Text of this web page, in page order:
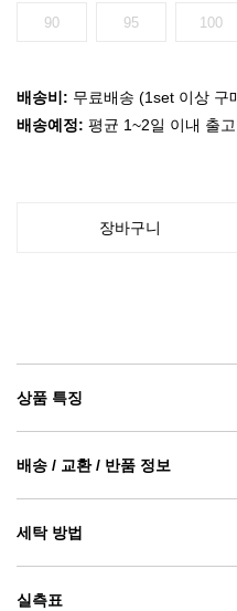
90 95 100
배송비: 무료배송 (1set 이상 구
배송예정: 평균 1~2일 이내 출
장바구니
상품 특징
배송 / 교환 / 반품 정보
세탁 방법
실측표